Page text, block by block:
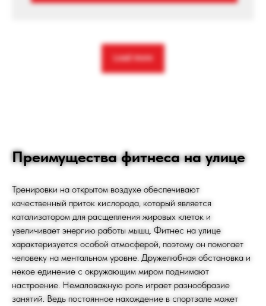
Преимущества фитнеса на улице
Тренировки на открытом воздухе обеспечивают
качественный приток кислорода, который является
катализатором для расщепления жировых клеток и
увеличивает энергию работы мышц. Фитнес на улице
характеризуется особой атмосферой, поэтому он помогает
человеку на ментальном уровне. Дружелюбная обстановка и
некое единение с окружающим миром поднимают
настроение. Немаловажную роль играет разнообразие
занятий. Ведь постоянное нахождение в спортзале может
ТРЕНЕРСКИЙ
СОСТАВ